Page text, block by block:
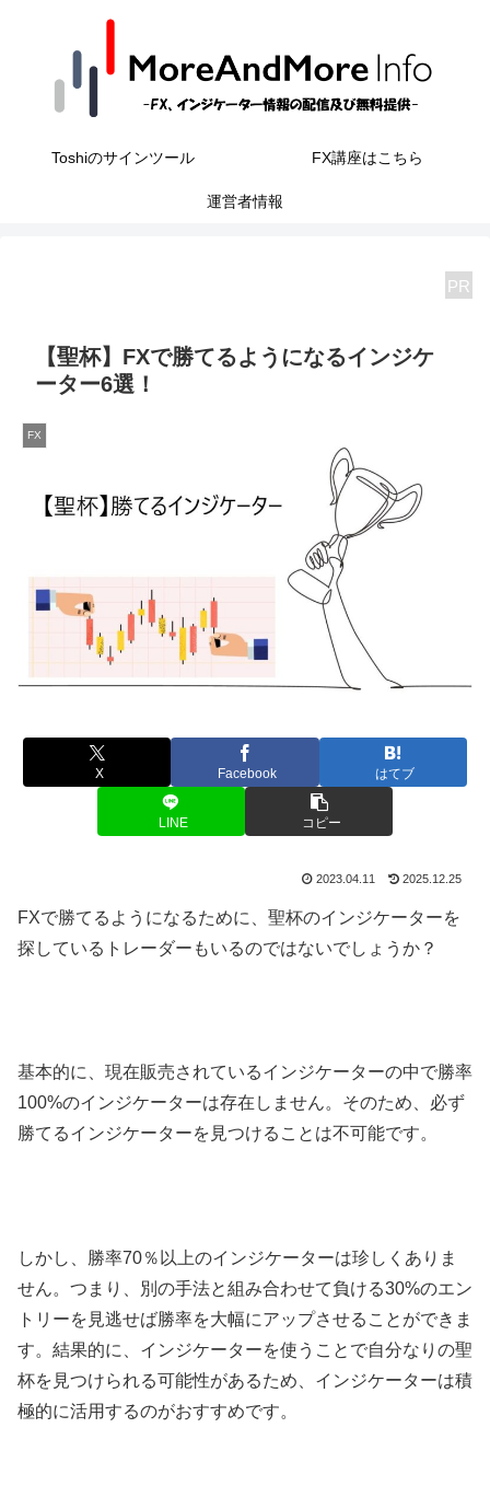
Toshiのサインツール FX講座はこちら
運営者情報
PR
【聖杯】FXで勝てるようになるインジケ
ーター6選！
FX
X Facebook はてブ
LINE コピー
2023.04.11 2025.12.25
FXで勝てるようになるために、聖杯のインジケーターを
探しているトレーダーもいるのではないでしょうか？
基本的に、現在販売されているインジケーターの中で勝率
100%のインジケーターは存在しません。そのため、必ず
勝てるインジケーターを見つけることは不可能です。
しかし、勝率70％以上のインジケーターは珍しくありま
せん。つまり、別の手法と組み合わせて負ける30%のエン
トリーを見逃せば勝率を大幅にアップさせることができま
す。結果的に、インジケーターを使うことで自分なりの聖
杯を見つけられる可能性があるため、インジケーターは積
極的に活用するのがおすすめです。